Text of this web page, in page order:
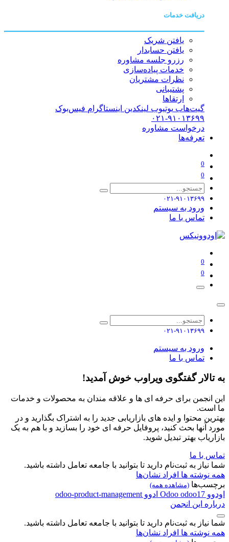
دریافت خدمات
یافتن شریک
یافتن حسابدار
رزرو جلسه مشاوره
خدمات پیاده‌سازی
نظرات مشتریان
پشتیبانی
ارتقاها
گیت‌هاب یوتیوب لینکدین اینستاگرام فیس‌بوک
۰۲۱-۹۱۰۱۳۶۹۹
درخواست مشاوره
تعرفه‌ها
0
0
۰۲۱-۹۱۰۱۳۶۹۹
ورود به سیستم
تماس با ما
0
0
۰۲۱-۹۱۰۱۳۶۹۹
ورود به سیستم
تماس با ما
به تالار گفتگوی ویراوب خوش آمدید!
این انجمن برای حرفه ای ها و علاقه مندان به محصولات و خدمات
ما است.
بهترین محتوا و ایده های بازاریابی جدید را به اشتراک بگذارید و در
مورد آنها بحث کنید، پروفایل حرفه ای خود را بسازید و با هم به یک
بازاریاب بهتر تبدیل شوید.
تماس با ما
شما نیاز به ثبت‌نام دارید تا بتوانید با جامعه تعامل داشته باشید.
همه نوشته ها افراد نشان‌ها
برچسب‌ها (مشاهده همه)
اودوو Odoo odoo17 ادوو odoo-product-management
درباره این انجمن
شما نیاز به ثبت‌نام دارید تا بتوانید با جامعه تعامل داشته باشید.
همه نوشته ها افراد نشان‌ها